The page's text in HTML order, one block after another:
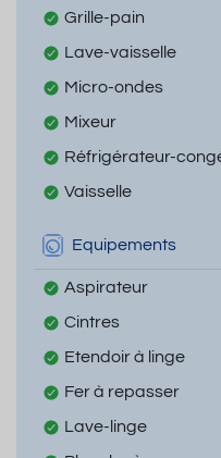
Grille-pain
Lave-vaisselle
Micro-ondes
Mixeur
Réfrigérateur-
Vaisselle
Equipements
Aspirateur
Cintres
Etendoir à linge
Fer à repasser
Lave-linge